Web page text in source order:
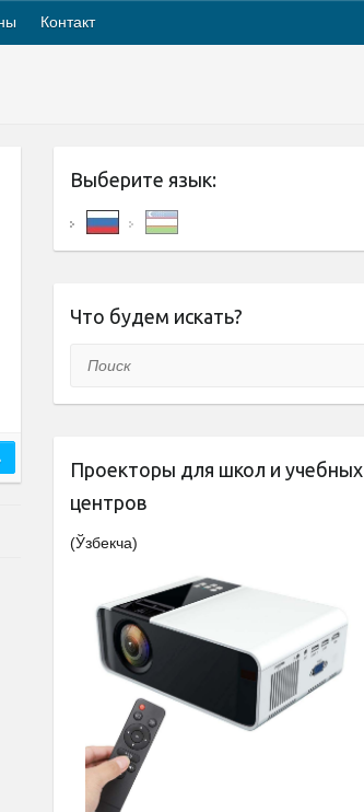
Контакт
Выберите язык:
Что будем искать?
Поиск
Проекторы для школ и учебных
центров
(Ўзбекча)